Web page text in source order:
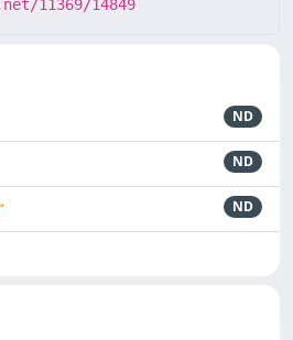
11369/14849
ND
ND
ND